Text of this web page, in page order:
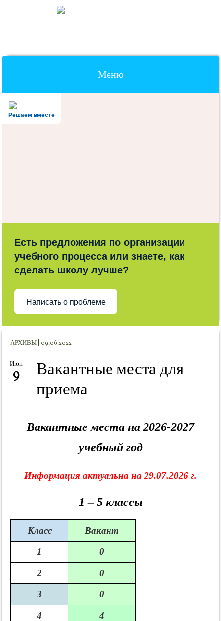
Меню
Наверх
Решаем вместе
Есть предложения по организации
учебного процесса или знаете, как
сделать школу лучше?
Написать о проблеме
АРХИВЫ | 09.06.2022
Вакантные места для
приема
Июн
9
Вакантные места на 2026-2027
учебный год
Информация актуальна на 29.07.2026 г.
1 – 5 классы
Класс Вакант
1 0
2 0
3 0
4 4